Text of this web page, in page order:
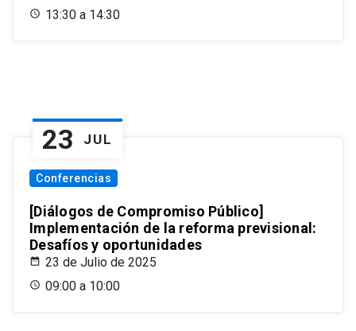
13:30 a 14:30
23 JUL
Conferencias
[Diálogos de Compromiso Público]
Implementación de la reforma previsional:
Desafíos y oportunidades
23 de Julio de 2025
09:00 a 10:00